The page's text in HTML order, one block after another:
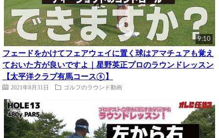
9:10
フェードをかけてフェアウェイに置く球はアマチュアも覚え
ておいた方が良いですよ｜星野英正プロのラウンドレッスン
【太平洋クラブ有馬コース⑤】
2021年8月31日 ゴルフのラウンド動画